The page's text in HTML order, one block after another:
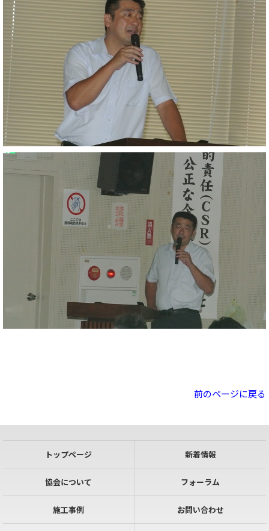
前のページに戻る
トップページ 新着情報
協会について フォーラム
施工事例 お問い合わせ